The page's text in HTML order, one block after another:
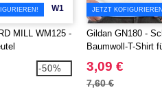
W1
MILL WM125 -
-50%
JETZT
Gildan GN180 -
Baumwoll-T-Shirt
3,09 €
7,60 €